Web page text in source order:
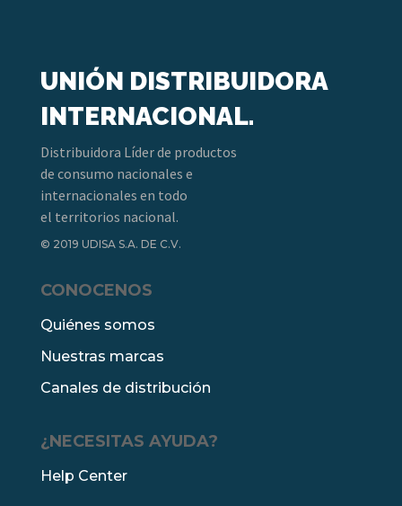
UNIÓN DISTRIBUIDORA
INTERNACIONAL.
Distribuidora Líder de productos
de consumo nacionales e
internacionales en todo
el territorios nacional.
© 2019 UDISA S.A. DE C.V.
CONOCENOS
Quiénes somos
Nuestras marcas
Canales de distribución
¿NECESITAS AYUDA?
Help Center